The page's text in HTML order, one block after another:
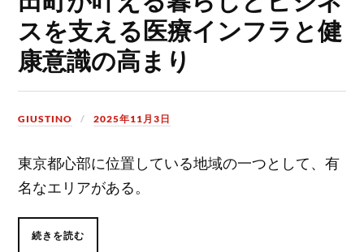
スを支える医療インフラと健
康意識の高まり
GIUSTINO 2025年11月3日
東京都心部に位置している地域の一つとして、有
名なエリアがある。
続きを読む